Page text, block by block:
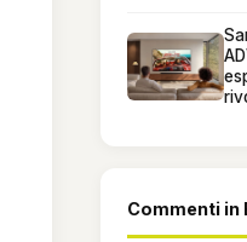
Commenti in